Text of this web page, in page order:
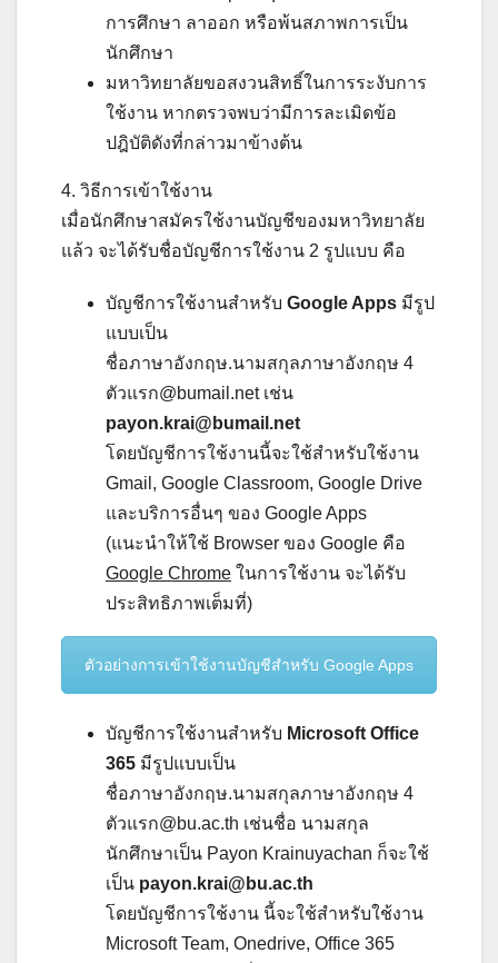
การศึกษา ลาออก หรือพ้นสภาพการเป็น
นักศึกษา
มหาวิทยาลัยขอสงวนสิทธิ์ในการระงับการ
ใช้งาน หากตรวจพบว่ามีการละเมิดข้อ
ปฎิบัติดังที่กล่าวมาข้างต้น
4. วิธีการเข้าใช้งาน
เมื่อนักศึกษาสมัครใช้งานบัญชีของมหาวิทยาลัย
แล้ว จะได้รับชื่อบัญชีการใช้งาน 2 รูปแบบ คือ
บัญชีการใช้งานสำหรับ Google Apps มีรูป
แบบเป็น
ชื่อภาษาอังกฤษ.นามสกุลภาษาอังกฤษ 4
ตัวแรก@bumail.net เช่น
payon.krai@bumail.net
โดยบัญชีการใช้งานนี้จะใช้สำหรับใช้งาน
Gmail, Google Classroom, Google Drive
และบริการอื่นๆ ของ Google Apps
(แนะนำให้ใช้ Browser ของ Google คือ
Google Chrome ในการใช้งาน จะได้รับ
ประสิทธิภาพเต็มที่)
ตัวอย่างการเข้าใช้งานบัญชีสำหรับ Google Apps
บัญชีการใช้งานสำหรับ Microsoft Office
365 มีรูปแบบเป็น
ชื่อภาษาอังกฤษ.นามสกุลภาษาอังกฤษ 4
ตัวแรก@bu.ac.th เช่นชื่อ นามสกุล
นักศึกษาเป็น Payon Krainuyachan ก็จะใช้
เป็น payon.krai@bu.ac.th
โดยบัญชีการใช้งาน นี้จะใช้สำหรับใช้งาน
Microsoft Team, Onedrive, Office 365